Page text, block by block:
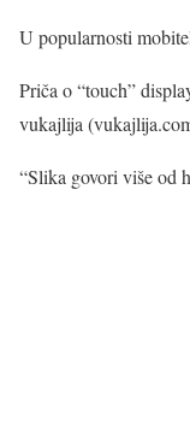
U popularnosti
Priča o “touch”
vukajlija
“Slika govori više od